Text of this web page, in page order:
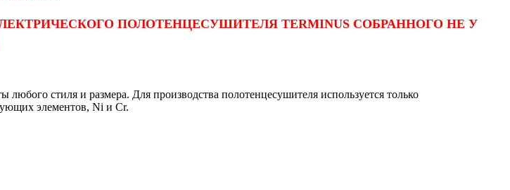
ПОЛОТЕНЦЕСУШИТЕЛЯ TERMINUS СОБРАННОГО НЕ У
стиля и размера. Для производства полотенцесушителя используется только
элементов, Ni и Cr.